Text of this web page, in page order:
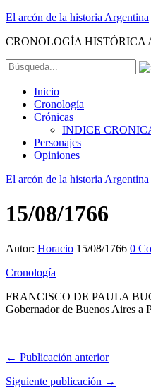
El arcón de la historia Argentina
CRONOLOGÍA HISTÓRICA
Inicio
Cronología
Crónicas
INDICE
Personajes
Opiniones
El arcón de la historia Argentina
15/08/1766
Autor: Horacio 15/08/1766 0
Cronología
FRANCISCO DE PAULA
Gobernador de Buenos Aires
← Publicación anterior
Siguiente publicación →